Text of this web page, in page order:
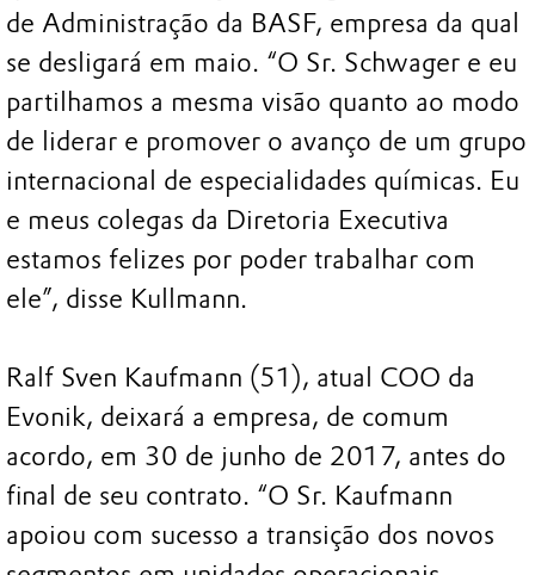
de Administração da BASF, empresa da qual
se desligará em maio. “O Sr. Schwager e eu
partilhamos a mesma visão quanto ao modo
de liderar e promover o avanço de um grupo
internacional de especialidades químicas. Eu
e meus colegas da Diretoria Executiva
estamos felizes por poder trabalhar com
ele”, disse Kullmann.
Ralf Sven Kaufmann (51), atual COO da
Evonik, deixará a empresa, de comum
acordo, em 30 de junho de 2017, antes do
final de seu contrato. “O Sr. Kaufmann
apoiou com sucesso a transição dos novos